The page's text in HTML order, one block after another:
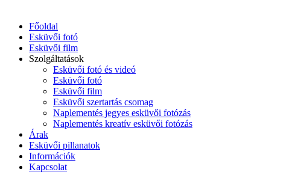
Főoldal
Esküvői fotó
Esküvői film
Szolgáltatások
Esküvői fotó és videó
Esküvői fotó
Esküvői film
Esküvői szertartás csomag
Naplementés jegyes esküvői fotózás
Naplementés kreatív esküvői fotózás
Árak
Esküvői pillanatok
Információk
Kapcsolat